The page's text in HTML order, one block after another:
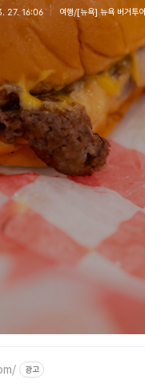
27. 16:06 여행/[뉴욕] 뉴욕 버거투어
광고